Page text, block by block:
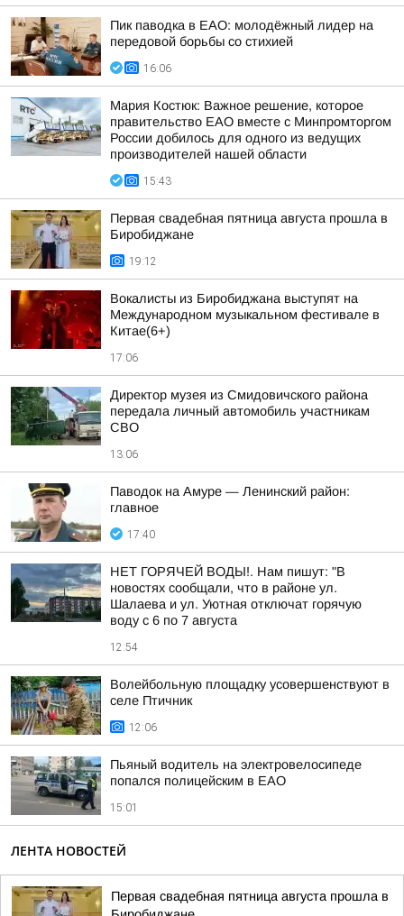
Пик паводка в ЕАО: молодёжный лидер на
передовой борьбы со стихией
16:06
Мария Костюк: Важное решение, которое
правительство ЕАО вместе с Минпромторгом
России добилось для одного из ведущих
производителей нашей области
15:43
Первая свадебная пятница августа прошла в
Биробиджане
19:12
Вокалисты из Биробиджана выступят на
Международном музыкальном фестивале в
Китае(6+)
17:06
Директор музея из Смидовичского района
передала личный автомобиль участникам
СВО
13:06
Паводок на Амуре — Ленинский район:
главное
17:40
НЕТ ГОРЯЧЕЙ ВОДЫ!. Нам пишут: "В
новостях сообщали, что в районе ул.
Шалаева и ул. Уютная отключат горячую
воду с 6 по 7 августа
12:54
Волейбольную площадку усовершенствуют в
селе Птичник
12:06
Пьяный водитель на электровелосипеде
попался полицейским в ЕАО
15:01
ЛЕНТА НОВОСТЕЙ
Первая свадебная пятница августа прошла в